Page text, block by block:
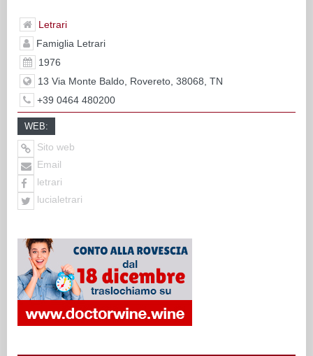
Letrari
Famiglia Letrari
1976
13 Via Monte Baldo, Rovereto, 38068, TN
+39 0464 480200
WEB:
Sito web
Email
letrari
lucialetrari